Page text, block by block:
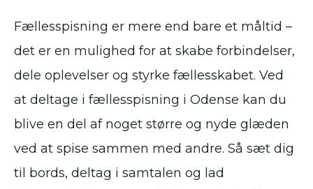
Fællesspisning er mere end bare et måltid –
det er en mulighed for at skabe forbindelser,
dele oplevelser og styrke fællesskabet. Ved
at deltage i fællesspisning i Odense kan du
blive en del af noget større og nyde glæden
ved at spise sammen med andre. Så sæt dig
til bords, deltag i samtalen og lad